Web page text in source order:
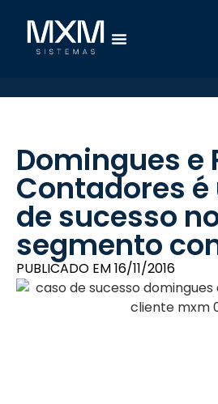
Domingues e
Contadores
de sucesso
segmento
PUBLICADO EM16/11/2016